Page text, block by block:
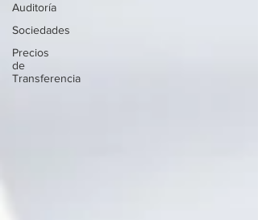
Auditoría
Sociedades
Precios
de
Transferencia